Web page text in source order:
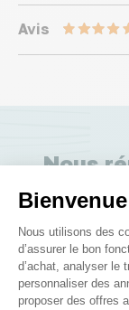
Nous utilisons des
d’assurer le bon
d’achat, analyser le
personnaliser des
proposer des offres
Avis
Nous